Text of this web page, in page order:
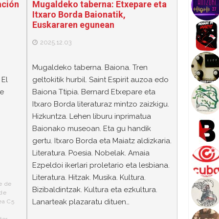
de
C5
Mugaldeko taberna: Etxepare eta
Itxaro Borda Baionatik,
Euskararen egunean
2025.12.03
Mugaldeko taberna. Baiona. Tren
geltokitik hurbil. Saint Espirit auzoa edo
Baiona Ttipia. Bernard Etxepare eta
Itxaro Borda literaturaz mintzo zaizkigu.
Hizkuntza. Lehen liburu inprimatua
Baionako museoan. Eta gu handik
gertu. Itxaro Borda eta Maiatz aldizkaria.
Literatura. Poesia. Nobelak. Amaia
Ezpeldoi ikerlari proletario eta lesbiana.
Literatura. Hitzak. Musika. Kultura.
Bizibaldintzak. Kultura eta ezkultura.
Lanarteak plazaratu dituen…